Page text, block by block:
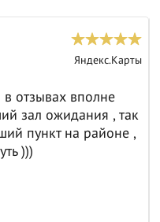
Яндекс.Карты
в отзывах вполне
зал ожидания , так
пункт на районе ,
)))